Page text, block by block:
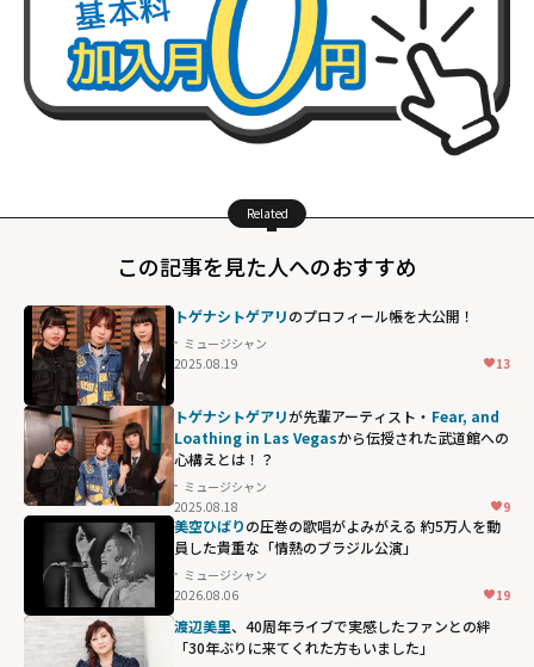
Related
この記事を見た人へのおすすめ
トゲナシトゲアリのプロフィール帳を大公開！
ミュージシャン
2025.08.19
13
トゲナシトゲアリが先輩アーティスト・ Fear, and
Loathing in Las Vegasから伝授された武道館への
心構えとは！？
ミュージシャン
2025.08.18
9
美空ひばりの圧巻の歌唱がよみがえる 約5万人を動
員した貴重な「情熱のブラジル公演」
ミュージシャン
2026.08.06
19
渡辺美里、40周年ライブで実感したファンとの絆
「30年ぶりに来てくれた方もいました」